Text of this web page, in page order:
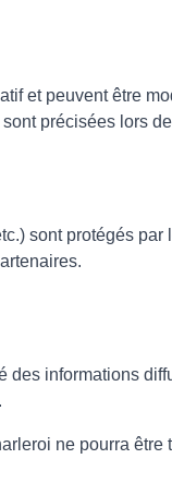
et peuvent être
précisées lors
sont protégés par
informations
ne pourra être